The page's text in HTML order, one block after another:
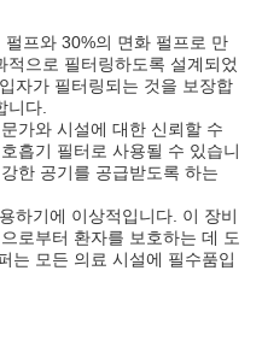
프와 30%의 면화 펄프로 만
으로 필터링하도록 설계되었
자가 필터링되는 것을 보장합
니다.
가와 시설에 대한 신뢰할 수
흡기 필터로 사용될 수 있습니
한 공기를 공급받도록 하는
하기에 이상적입니다. 이 장비
로부터 환자를 보호하는 데 도
는 모든 의료 시설에 필수품입